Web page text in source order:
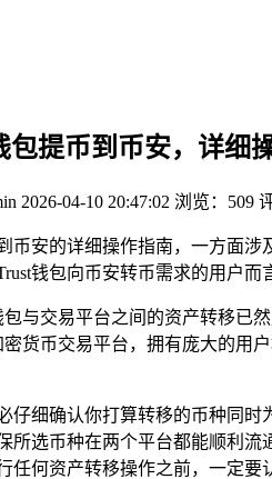
提币到币安，详细
2026-04-10 20:47:02 浏览：509
币安的详细操作指南，一方面
钱包向币安转币需求的用户
与交易平台之间的资产转移已
货币交易平台，拥有庞大的用
仔细确认你打算转移的币种同
选币种在两个平台都能顺利流
任何资产转移操作之前，一定